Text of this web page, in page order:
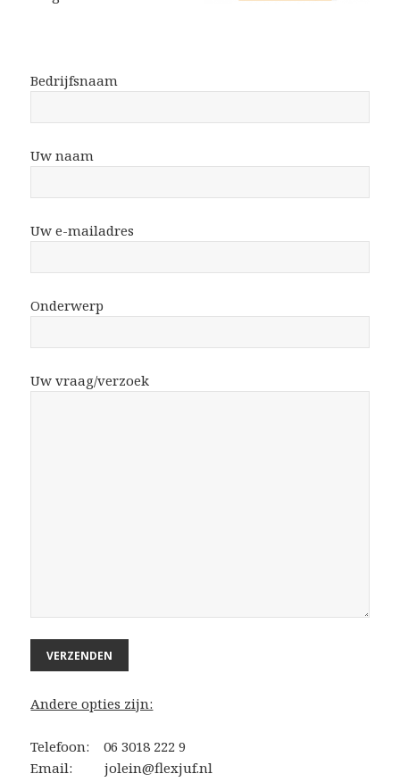
Bedrijfsnaam
Uw naam
Uw e-mailadres
Onderwerp
Uw vraag/verzoek
Andere opties zijn:
Telefoon: 06 3018 222 9
Email: jolein@flexjuf.nl